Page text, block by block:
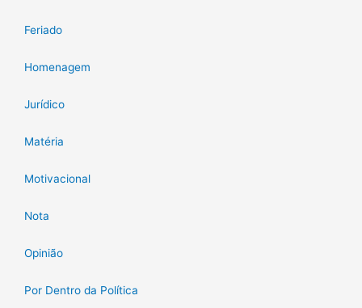
Feriado
Homenagem
Jurídico
Matéria
Motivacional
Nota
Opinião
Por Dentro da Política